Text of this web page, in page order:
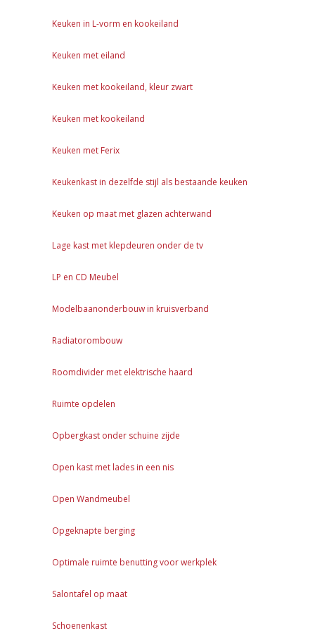
Keuken in L-vorm en kookeiland
Keuken met eiland
Keuken met kookeiland, kleur zwart
Keuken met kookeiland
Keuken met Ferix
Keukenkast in dezelfde stijl als bestaande keuken
Keuken op maat met glazen achterwand
Lage kast met klepdeuren onder de tv
LP en CD Meubel
Modelbaanonderbouw in kruisverband
Radiatorombouw
Roomdivider met elektrische haard
Ruimte opdelen
Opbergkast onder schuine zijde
Open kast met lades in een nis
Open Wandmeubel
Opgeknapte berging
Optimale ruimte benutting voor werkplek
Salontafel op maat
Schoenenkast